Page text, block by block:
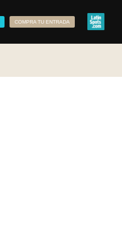
COMPRA TU ENTRADA